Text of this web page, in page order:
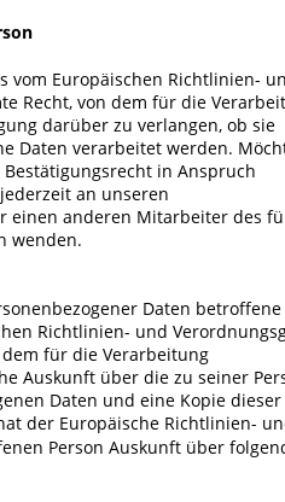
vom Europäischen Richtlinien-
Recht, von dem für die
darüber zu verlangen, ob sie
Daten verarbeitet werden.
in Anspruch
an unseren
einen anderen Mitarbeiter des
wenden.
Daten betroffene
Richtlinien- und
für die Verarbeitung
Auskunft über die zu seiner
Daten und eine Kopie dieser
der Europäische Richtlinien-
Person Auskunft über